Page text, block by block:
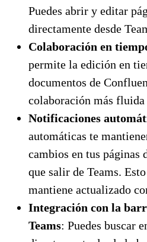
Puedes abrir y editar
directamente desde
Colaboración en
permite la edición en
documentos de
colaboración más fluida
Notificaciones
automáticas te
cambios en tus páginas
que salir de Teams.
mantiene actualizado
Integración con la
Teams: Puedes buscar